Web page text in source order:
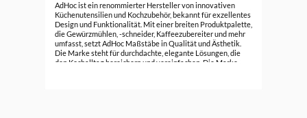
AdHoc ist ein renommierter Hersteller von innovativen
Küchenutensilien und Kochzubehör, bekannt für exzellentes
Design und Funktionalität. Mit einer breiten Produktpalette,
die Gewürzmühlen, -schneider, Kaffeezubereiter und mehr
umfasst, setzt AdHoc Maßstäbe in Qualität und Ästhetik.
Die Marke steht für durchdachte, elegante Lösungen, die
den Kochalltag bereichern und vereinfachen. Die Marke